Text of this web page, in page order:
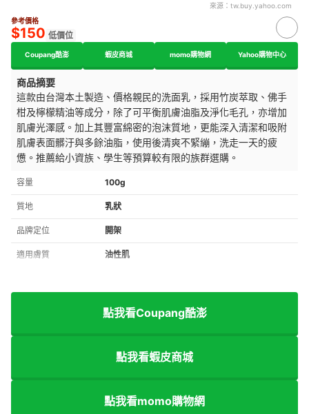
來源： tw.buy.yahoo.com
參考價格
$150 低價位
Coupang酷澎 蝦皮商城 momo購物網 Yahoo購物中心
商品摘要
這款由台灣本土製造、 價格親民的洗面乳，採用竹炭萃取、佛手
柑及檸檬精油等成分，除了可平衡肌膚油脂及淨化毛孔，亦增加
肌膚光澤感。加上其豐富綿密的泡沫質地，更能深入清潔和吸附
肌膚表面髒汙與多餘油脂，使用後清爽不緊繃，洗走一天的疲
憊 。推薦給小資族、學生等預算較有限的族群選購。
容量 100g
質地 乳狀
品牌定位 開架
適用膚質 油性肌
點我看Coupang酷澎
點我看蝦皮商城
點我看momo購物網